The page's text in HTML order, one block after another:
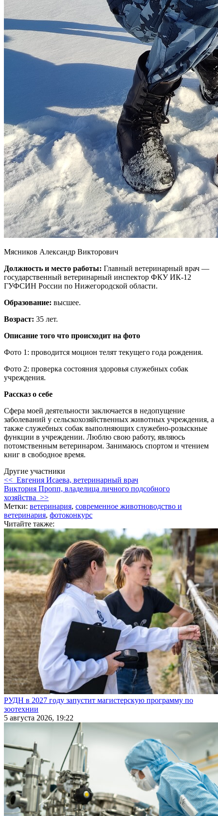
Мясников Александр Викторович
Должность и место работы: Главный ветеринарный врач —
государственный ветеринарный инспектор ФКУ ИК-12
ГУФСИН России по Нижегородской области.
Образование: высшее.
Возраст: 35 лет.
Описание того что происходит на фото
Фото 1: проводится моцион телят текущего года рождения.
Фото 2: проверка состояния здоровья служебных собак
учреждения.
Рассказ о себе
Сфера моей деятельности заключается в недопущение
заболеваний у сельскохозяйственных животных учреждения, а
также служебных собак выполняющих служебно-розыскные
функции в учреждении. Люблю свою работу, являюсь
потомственным ветеринаром. Занимаюсь спортом и чтением
книг в свободное время.
Другие участники
<< Евгения Исаева, ветеринарный врач
Виктория Пропп, владелица личного подсобного
хозяйства >>
Метки: ветеринария, современное животноводство и
ветеринария, фотоконкурс
Читайте также:
РУДН в 2027 году запустит магистерскую программу по
зоотехнии
5 августа 2026, 19:22